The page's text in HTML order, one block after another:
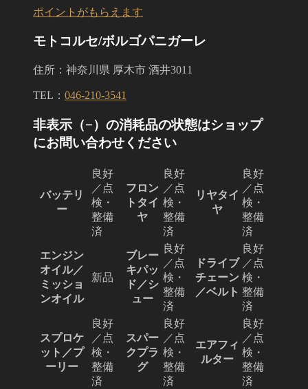
ポイントがもらえます
モトコルセ/ボルゴパニガーレ
住所：神奈川県 厚木市 酒井3011
TEL： 046-210-3541
非表示（−）の消耗品の状態はショップ
にお問い合わせください
バッテリ
ー
良好
／点
検・
整備
済
フロン
トタイ
ヤ
良好
／点
検・
整備
済
リヤタイ
ヤ
良好
／点
検・
整備
済
エンジン
オイル／
ミッショ
ンオイル
新品
ブレー
キパッ
ド／シ
ュー
良好
／点
検・
整備
済
ドライブ
チェーン
／ベルト
良好
／点
検・
整備
済
スプロケ
ット／プ
ーリー
良好
／点
検・
整備
済
スパー
クプラ
グ
良好
／点
検・
整備
済
エアフィ
ルター
良好
／点
検・
整備
済